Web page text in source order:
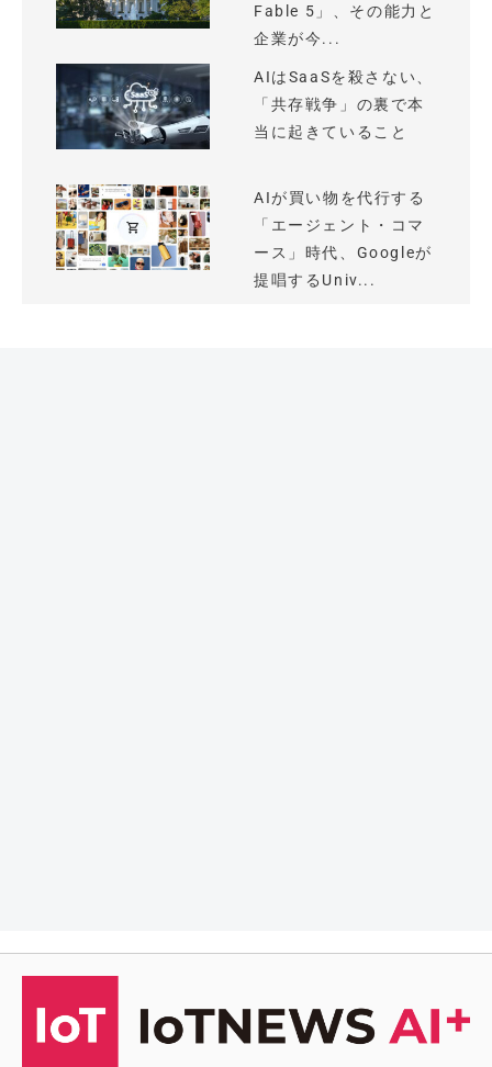
Fable 5」、その能力と
企業が今...
AIはSaaSを殺さない、
「共存戦争」の裏で本
当に起きていること
AIが買い物を代行する
「エージェント・コマ
ース」時代、Googleが
提唱するUniv...